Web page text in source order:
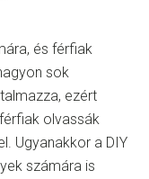
és férfiak
sok
ezért
olvassák
Ugyanakkor a DIY
számára is